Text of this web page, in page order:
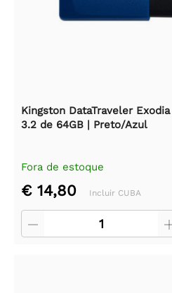
Kingston DataTraveler
3.2 de 64GB | Preto/Azul
Fora de estoque
€ 14,80 Incluir CUBA